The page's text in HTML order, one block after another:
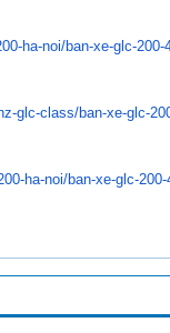
ha-noi/ban-xe-glc-200-
glc-class/ban-xe-glc-
ha-noi/ban-xe-glc-